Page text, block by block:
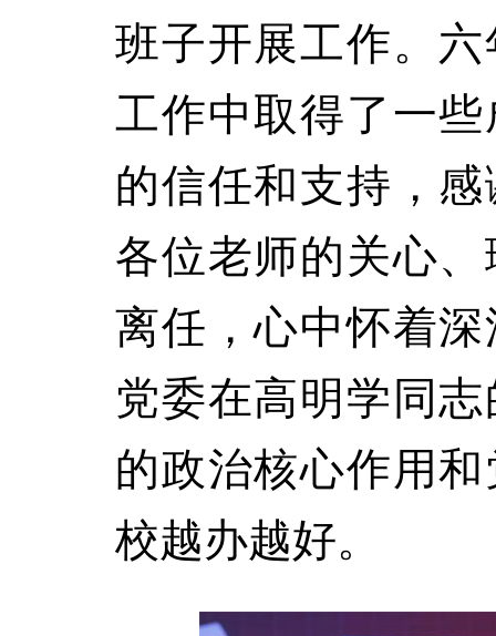
班子开展工作。
工作中取得了一
的信任和支持，
各位老师的关心
离任，心中怀着
党委在高明学同
的政治核心作用
校越办越好。